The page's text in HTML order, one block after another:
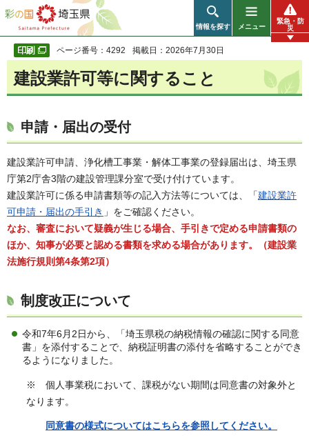
彩の国 埼玉県
情報を探す メニュー
緊急・防
災
ページ番号：4292 掲載日：2026年7月30日
建設業許可等に関すること
申請・届出の受付
建設業許可申請、浄化槽工事業・解体工事業の登録届出は、埼玉県
庁第2庁舎3階の建設管理課分室で受け付けています。
建設業許可に係る申請書類等の記入方法等については、「建設業許
可申請・届出の手引き 」をご確認ください。
なお、審査において疑義が生じる場合、手引きで定める申請書類の
ほか、知事が必要と認める書類を求める場合があります。（建設業
法施行規則第4条第2項）
制度改正について
令和7年6月2日から、「埼玉県税の納税情報の確認に関する同意
書」を添付することで、納税証明書の添付を省略することができ
るようになりました。
※ 個人事業税において、課税がない期間は同意書の対象外と
なります。
同意書の様式についてはこちらを参照してください。